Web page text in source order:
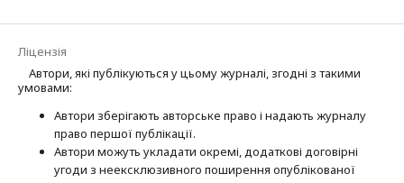
Ліцензія
Автори, які публікуються у цьому журналі, згодні з такими
умовами:
Автори зберігають авторське право і надають журналу
право першої публі­кації.
Автори можуть укладати окремі, додат­кові договірні
угоди з неексклюзив­ного поширення опублікованої